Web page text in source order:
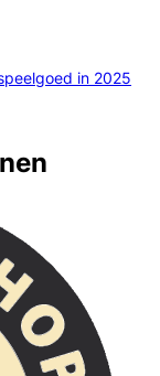
in 2025